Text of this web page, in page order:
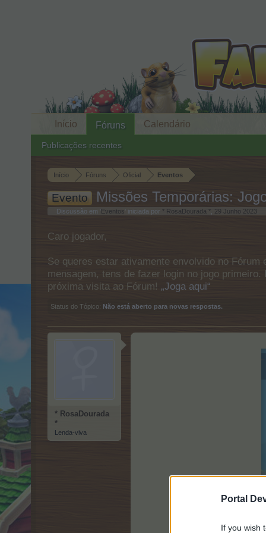
Portal
If you wish
Início Fóruns Oficial Eventos
Evento Missões Temporárias:
Discussão em ' Eventos ' iniciada por * RosaDourada * 29 Junho 2023
Caro jogador,
Se queres estar ativamente envolvido no
mensagem, tens de fazer login no jogo
próxima visita ao Fórum! „Joga aqui“
Status do Tópico: Não está aberto para novas respostas.
* RosaDourada
*
Lenda-viva
Início Fóruns
Publicações recentes
Calendário